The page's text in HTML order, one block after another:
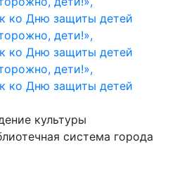
культуры
система города